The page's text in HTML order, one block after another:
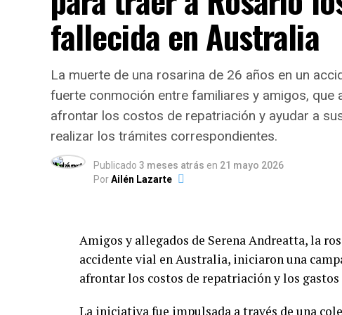
Comedores y Merenderos Comunitarios
, que
nómina de beneficiarios y controles edilicios
En términos presupuestarios, la inversión
había aumentado un82% entre 2024 y 2025,
incrementó un 30% adicionallas
aumento en los precios de los alimentos.
cercanas. Tras largas horas de intenso
circunscribir el perímetro del siniestro,
principalmente a decenas de hectáreas de
desencadenó el incidente logró huir del lugar
fallecida en Australia
La muerte de una rosarina de 26 años en un
fuerte conmoción entre familiares y amigos, que
afrontar los costos de repatriación y ayudar a
realizar los trámites correspondientes.
Publicado 3 meses atrás en 21 mayo 2026
PorAilén Lazarte
Amigos y allegados de Serena Andreatta, la
accidente vial en Australia, iniciaron una
afrontar los costos de repatriación y los
La iniciativa fue impulsada a través de una